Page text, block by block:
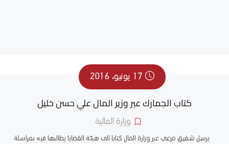
17 يونيو، 2016
كتاب الجمارك عبر وزير المال علي حسن خليل
وزارة المالية
يرسل شفيق مرعي عبر وزارة المال كتابا الى هبئة القضايا يطالبها فيه بمراسلة